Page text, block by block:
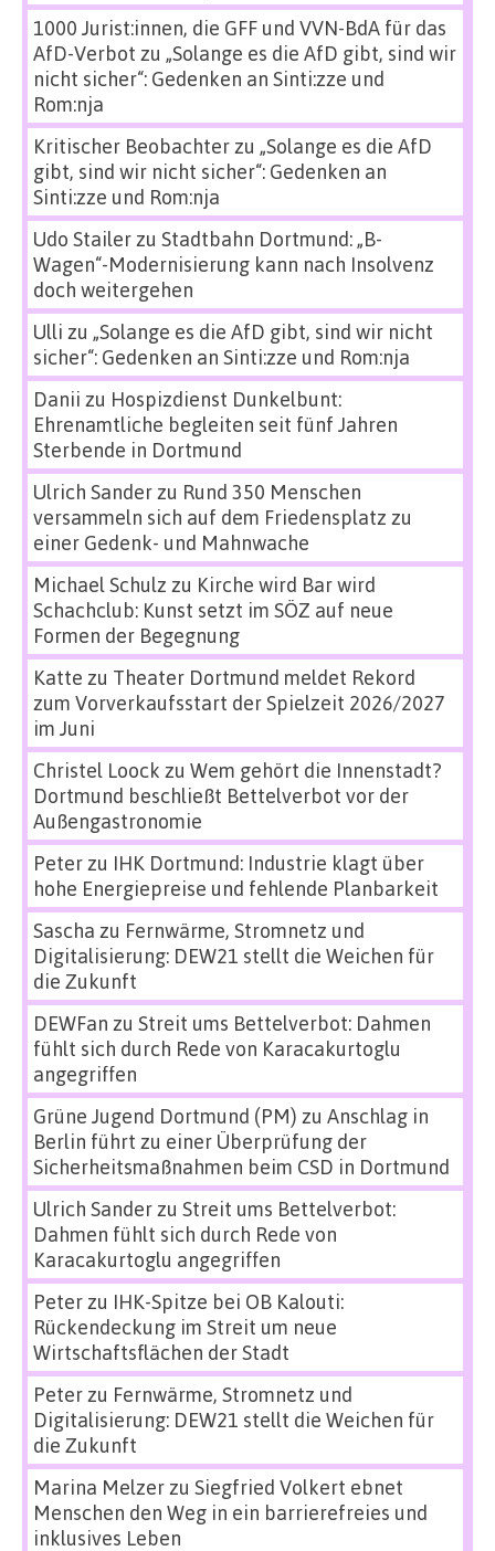
1000 Jurist:innen, die GFF und VVN-BdA für das
AfD-Verbot zu „Solange es die AfD gibt, sind wir
nicht sicher“: Gedenken an Sinti:zze und
Rom:nja
Kritischer Beobachterzu „Solange es die AfD
gibt, sind wir nicht sicher“: Gedenken an
Sinti:zze und Rom:nja
Udo Stailerzu Stadtbahn Dortmund: „B-
Wagen“-Modernisierung kann nach Insolvenz
doch weitergehen
Ulli zu „Solange es die AfD gibt, sind wir nicht
sicher“: Gedenken an Sinti:zze und Rom:nja
Danii zu Hospizdienst Dunkelbunt:
Ehrenamtliche begleiten seit fünf Jahren
Sterbende in Dortmund
Ulrich Sanderzu Rund 350 Menschen
versammeln sich auf dem Friedensplatz zu
einer Gedenk- und Mahnwache
Michael Schulz zu Kirche wird Bar wird
Schachclub: Kunst setzt im SÖZ auf neue
Formen der Begegnung
Katte zu Theater Dortmund meldet Rekord
zum Vorverkaufsstart der Spielzeit 2026/2027
im Juni
Christel Loock zu Wem gehört die Innenstadt?
Dortmund beschließt Bettelverbot vor der
Außengastronomie
Peterzu IHK Dortmund: Industrie klagt über
hohe Energiepreise und fehlende Planbarkeit
Sascha zu Fernwärme, Stromnetz und
Digitalisierung: DEW21 stellt die Weichen für
die Zukunft
DEWFan zu Streit ums Bettelverbot: Dahmen
fühlt sich durch Rede von Karacakurtoglu
angegriffen
Grüne Jugend Dortmund (PM) zu Anschlag in
Berlin führt zu einer Überprüfung der
Sicherheitsmaßnahmen beim CSD in Dortmund
Ulrich Sanderzu Streit ums Bettelverbot:
Dahmen fühlt sich durch Rede von
Karacakurtoglu angegriffen
Peterzu IHK-Spitze bei OB Kalouti:
Rückendeckung im Streit um neue
Wirtschaftsflächen der Stadt
Peterzu Fernwärme, Stromnetz und
Digitalisierung: DEW21 stellt die Weichen für
die Zukunft
Marina Melzerzu Siegfried Volkert ebnet
Menschen den Weg in ein barrierefreies und
inklusives Leben